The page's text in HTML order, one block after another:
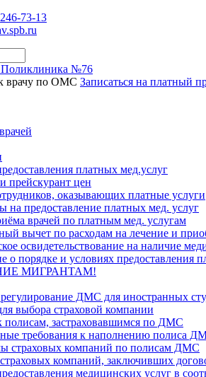
246-73-13
Поликлиника №76
врачу по ОМС Записаться на платный
платных мед.услуг
прейскурант цен
оказывающих платные услуги
на предоставление платных мед. услуг
врачей по платным мед. услугам
вычет по расходам на лечение и
освидетельствование на наличие
о порядке и условиях предоставления
МИГРАНТАМ!
ДМС для иностранных
выбора страховой компании
полисам, застраховавшимся по ДМС
требования к наполнению полиса
страховых компаний по полисам ДМС
компаний, заключивших
медицинских услуг в